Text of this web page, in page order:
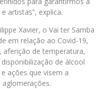
artistas”, explica.
Xavier, o Vai ter Samba
em relação ao Covid-19,
aferição de temperatura,
de álcool
ações que visem a